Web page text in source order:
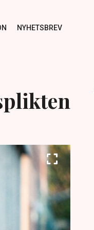
NYHETSBREV